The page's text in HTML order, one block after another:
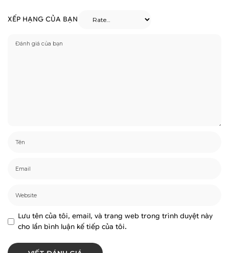
XẾP HẠNG CỦA BẠN
Lưu tên của tôi, email, và trang web trong trình duyệt này
cho lần bình luận kế tiếp của tôi.